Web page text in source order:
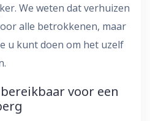
We weten dat verhuizen
alle betrokkenen, maar
u kunt doen om het uzelf
voor een